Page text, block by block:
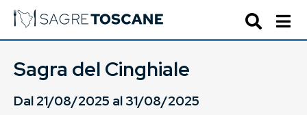
Sagra del Cinghiale
Dal21/08/2025 al31/08/2025